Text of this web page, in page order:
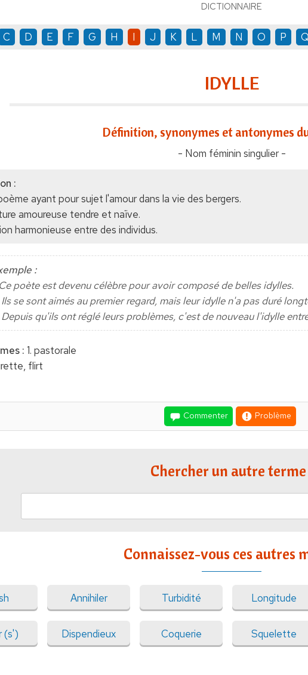
DICTIONNAIRE
C D E F G H I J K L M N O P Q
IDYLLE
Définition, synonymes et antonymes
- Nom féminin singulier -
:
ayant pour sujet l'amour dans la vie des bergers.
amoureuse tendre et naïve.
harmonieuse entre des individus.
:
Ce poète est devenu célèbre pour avoir composé de belles idylles.
se sont aimés au premier regard, mais leur idylle n'a pas duré
qu'ils ont réglé leurs problèmes, c'est de nouveau l'idylle
: 1. pastorale
flirt
Commenter Problème
Chercher un autre terme
Connaissez-vous ces autres
Annihiler Turbidité Longitude
(s') Dispendieux Coquerie Squelette